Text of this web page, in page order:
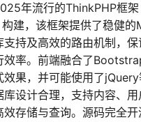
年流行的ThinkPHP框架
建，该框架提供了稳健的
支持及高效的路由机制，
效率。前端融合了
效果，并可能使用了
库设计合理，支持内容、
效存储与查询。源码完全